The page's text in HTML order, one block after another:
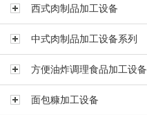
西式肉制品加工设备
中式肉制品加工设备系列
方便油炸调理食品加工设备
面包糠加工设备